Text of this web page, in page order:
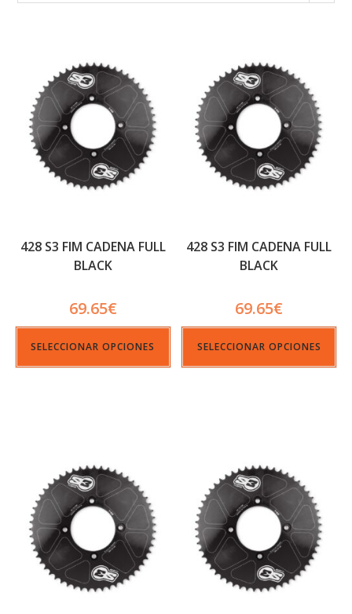
428 S3 FIM CADENA FULL
BLACK
69.65€
SELECCIONAR OPCIONES
428 S3 FIM CADENA FULL
BLACK
69.65€
SELECCIONAR OPCIONES